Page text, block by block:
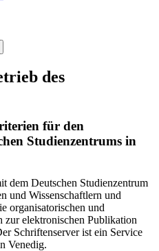
des
für den
Studienzentrums in
dem Deutschen Studienzentrum
und Wissenschaftlern und
organisatorischen und
zur elektronischen Publikation
Schriftenserver ist ein Service
Venedig.